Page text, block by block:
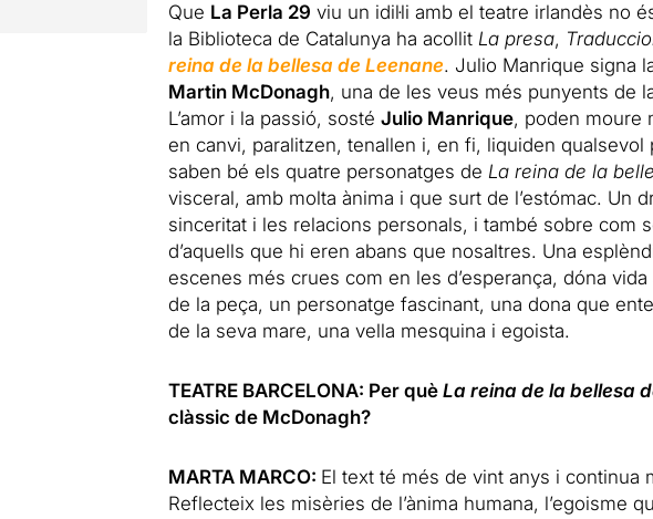
Que La Perla 29 viu un idil·li amb el teatre irlandès no
la Biblioteca de Catalunya ha acollit La presa,
reina de la bellesa de Leenane. Julio Manrique signa
Martin McDonagh, una de les veus més punyents de
L’amor i la passió, sosté Julio Manrique, poden moure
en canvi, paralitzen, tenallen i, en fi, liquiden
saben bé els quatre personatges de La reina de la
visceral, amb molta ànima i que surt de l’estómac. Un
sinceritat i les relacions personals, i també sobre com
d’aquells que hi eren abans que nosaltres. Una
escenes més crues com en les d’esperança, dóna
de la peça, un personatge fascinant, una dona que
de la seva mare, una vella mesquina i egoista.
TEATRE BARCELONA: Per què La reina de la bellesa
clàssic de McDonagh?
MARTA MARCO: El text té més de vint anys i continua
Reflecteix les misèries de l’ànima humana, l’egoisme